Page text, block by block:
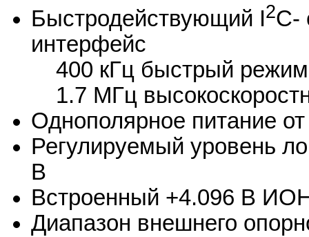
Быстродействующий I2C-
интерфейс
400 кГц быстрый режим
1.7 МГц
Однополярное питание
Регулируемый уровень
В
Встроенный +4.096 В
Диапазон внешнего